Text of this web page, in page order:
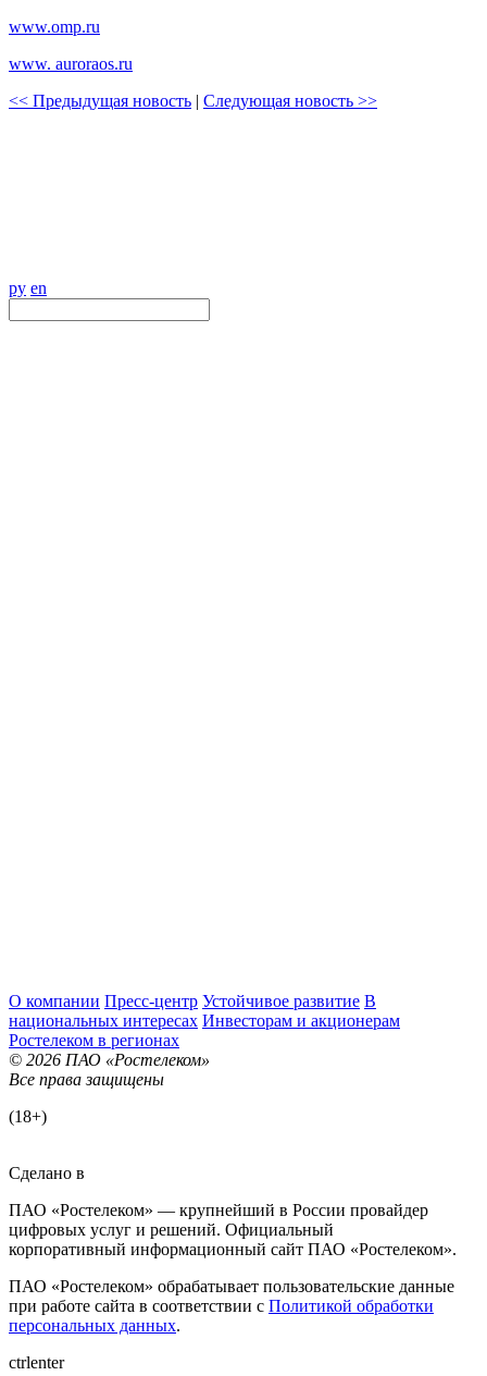
www.omp.ru
www. auroraos.ru
<< Предыдущая новость | Следующая новость >>
ру en
О компании Пресс-центр Устойчивое развитие В
национальных интересах Инвесторам и акционерам
Ростелеком в регионах
© 2026 ПАО «Ростелеком»
Все права защищены
(18+)
Сделано в
ПАО «Ростелеком» — крупнейший в России провайдер
цифровых услуг и решений. Официальный
корпоративный информационный сайт ПАО «Ростелеком».
ПАО «Ростелеком» обрабатывает пользовательские данные
при работе сайта в соответствии с Политикой обработки
персональных данных.
ctrlenter